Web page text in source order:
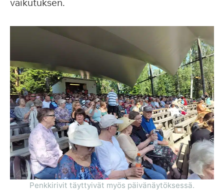
vaikutuksen.
Penkkirivit täyttyivät myös päivänäytöksessä.